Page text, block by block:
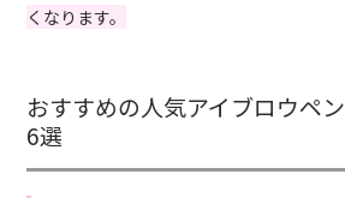
くなります。
おすすめの人気アイブロウペ
6選